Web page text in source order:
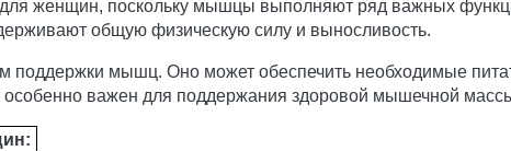
женщин, поскольку мышцы выполняют ряд важных
общую физическую силу и выносливость.
мышц. Оно может обеспечить необходимые
важен для поддержания здоровой мышечной